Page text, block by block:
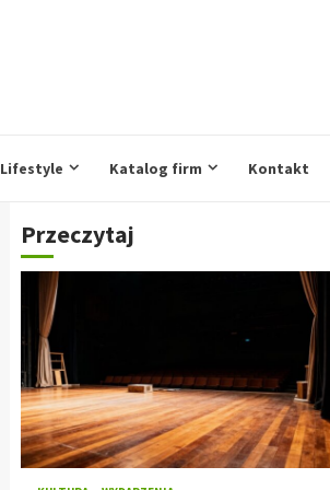
Lifestyle Katalog firm Kontakt
Przeczytaj